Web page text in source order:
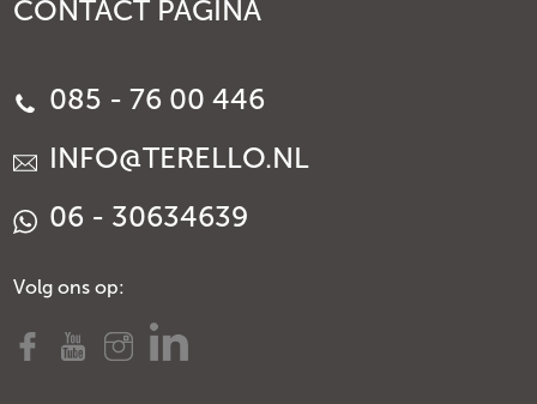
CONTACT PAGINA
085 - 76 00 446
INFO@TERELLO.NL
06 - 30634639
Volg ons op: